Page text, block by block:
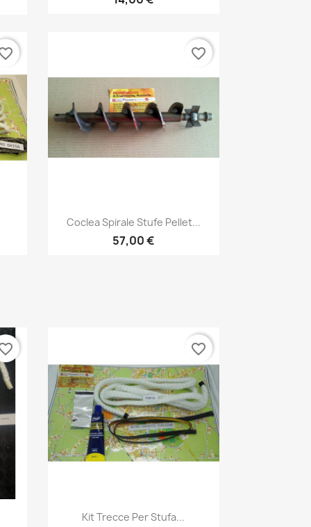
Anteprima
Coclea Spirale Stufe Pellet...
57,00 €
favorite_border
Anteprima
Kit Trecce Per Stufa...
favorite_border